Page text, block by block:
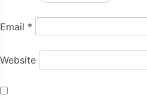
Email *
Website